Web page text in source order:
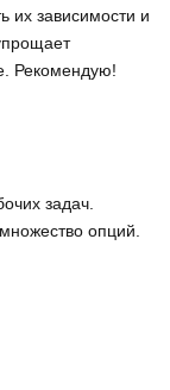
их зависимости и
Рекомендую!
задач.
опций.